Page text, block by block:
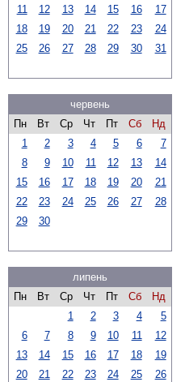
11
12 13 14 15 16
17
18
19 20 21 22 23
24
25
26 27 28 29 30 31
червень
Пн
Вт Ср Чт Пт Сб
Нд
1
2 3 4 5 6
7
8
9 10 11 12 13
14
15
16 17 18 19 20
21
22
23 24 25 26 27
28
29
30
липень
Пн
Вт Ср Чт Пт Сб
Нд
1
2 3 4
5
6
7 8 9 10 11
12
13
14 15 16 17 18
19
20
21 22 23 24 25
26